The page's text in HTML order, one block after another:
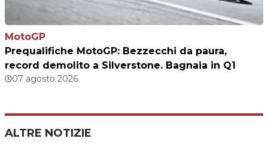
MotoGP
Prequalifiche MotoGP: Bezzecchi da paura,
record demolito a Silverstone. Bagnaia in Q1
07 agosto 2026
ALTRE NOTIZIE